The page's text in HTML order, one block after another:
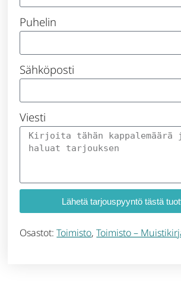
Puhelin
Sähköposti
Viesti
Lähetä tarjouspyyntö tästä
Osastot:Toimisto,Toimisto –